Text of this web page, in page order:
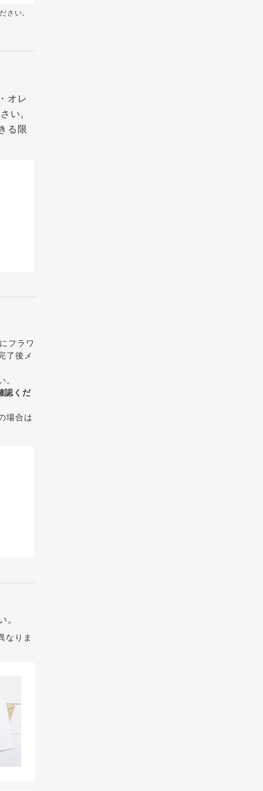
さい。
オレ
い。
る限
フラワ
了後メ
。
認くだ
場合は
。
なりま